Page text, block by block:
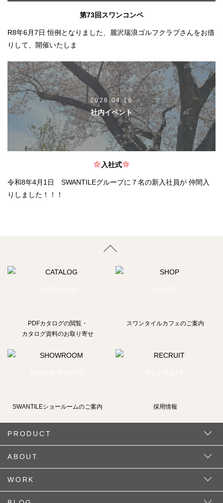
第73回スワンコンペ
R8年6月7日 恒例となりました、麗沢瑞浪ゴルフクラブさんをお借
りして、開催いたしま
2026.04.16
社内イベント
入社式
令和8年4月1日 SWANTILEグループに７名の新入社員が 仲間入
りしました！！！
PDFカタログの閲覧・
カタログ資料のお取り寄せ
スワンタイルカフェのご案内
SWANTILEショールームのご案内 採用情報
PRODUCT
ABOUT
WORK